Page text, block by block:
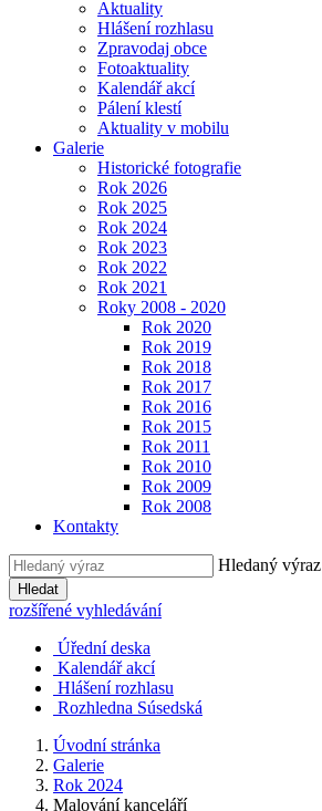
Aktuality
Hlášení rozhlasu
Zpravodaj obce
Fotoaktuality
Kalendář akcí
Pálení klestí
Aktuality v mobilu
Galerie
Historické fotografie
Rok 2026
Rok 2025
Rok 2024
Rok 2023
Rok 2022
Rok 2021
Roky 2008 - 2020
Rok 2020
Rok 2019
Rok 2018
Rok 2017
Rok 2016
Rok 2015
Rok 2011
Rok 2010
Rok 2009
Rok 2008
Kontakty
Hledaný výraz
Hledat
rozšířené vyhledávání
Úřední deska
Kalendář akcí
Hlášení rozhlasu
Rozhledna Súsedská
Úvodní stránka
Galerie
Rok 2024
Malování kanceláří